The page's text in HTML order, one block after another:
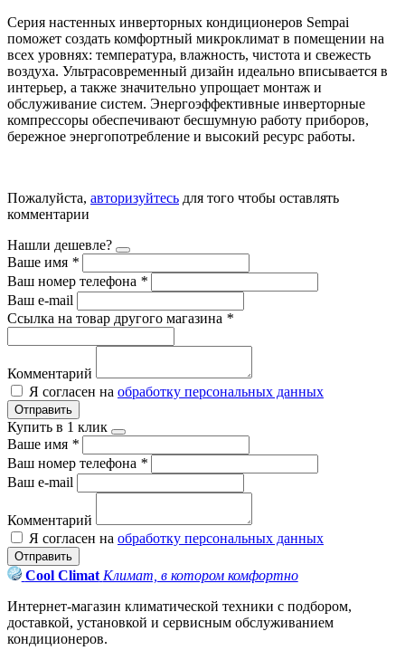
Серия настенных инверторных кондиционеров Sempai
поможет создать комфортный микроклимат в помещении на
всех уровнях: температура, влажность, чистота и свежесть
воздуха. Ультрасовременный дизайн идеально вписывается в
интерьер, а также значительно упрощает монтаж и
обслуживание систем. Энергоэффективные инверторные
компрессоры обеспечивают бесшумную работу приборов,
бережное энергопотребление и высокий ресурс работы.
Пожалуйста, авторизуйтесь для того чтобы оставлять
комментарии
Нашли дешевле?
Ваше имя *
Ваш номер телефона *
Ваш e-mail
Ссылка на товар другого магазина *
Комментарий
Я согласен на обработку персональных данных
Отправить
Купить в 1 клик
Ваше имя *
Ваш номер телефона *
Ваш e-mail
Комментарий
Я согласен на обработку персональных данных
Отправить
Cool Climat Климат, в котором комфортно
Интернет-магазин климатической техники с подбором,
доставкой, установкой и сервисным обслуживанием
кондиционеров.